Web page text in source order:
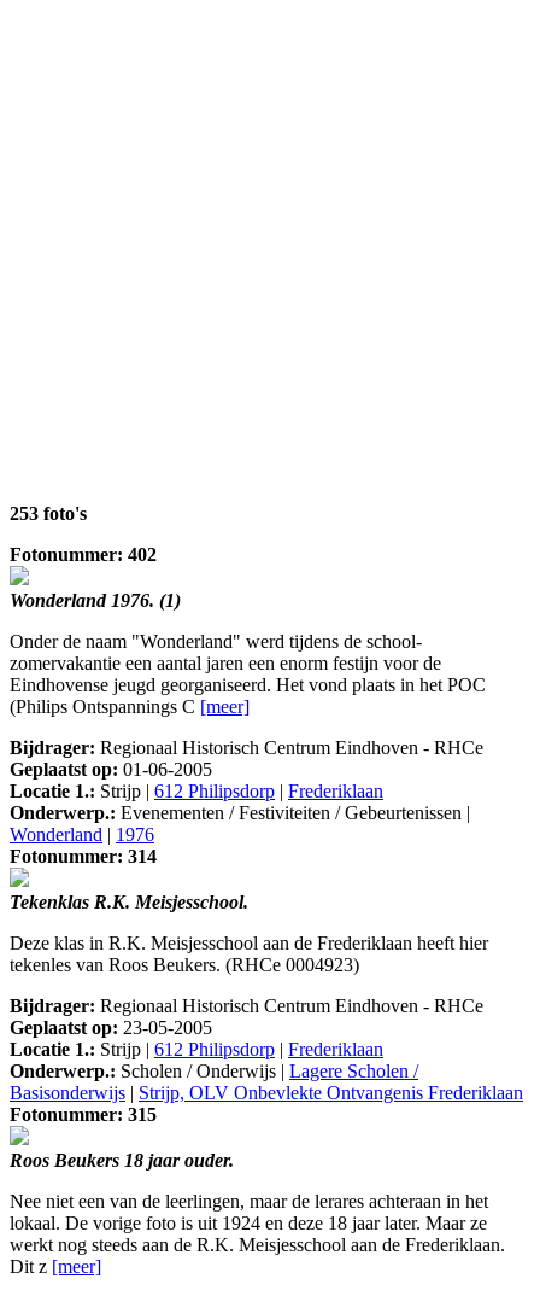
253 foto's
Fotonummer: 402
Wonderland 1976. (1)
Onder de naam "Wonderland" werd tijdens de school-
zomervakantie een aantal jaren een enorm festijn voor de
Eindhovense jeugd georganiseerd. Het vond plaats in het POC
(Philips Ontspannings C [meer]
Bijdrager: Regionaal Historisch Centrum Eindhoven - RHCe
Geplaatst op: 01-06-2005
Locatie 1.: Strijp | 612 Philipsdorp | Frederiklaan
Onderwerp.: Evenementen / Festiviteiten / Gebeurtenissen |
Wonderland | 1976
Fotonummer: 314
Tekenklas R.K. Meisjesschool.
Deze klas in R.K. Meisjesschool aan de Frederiklaan heeft hier
tekenles van Roos Beukers. (RHCe 0004923)
Bijdrager: Regionaal Historisch Centrum Eindhoven - RHCe
Geplaatst op: 23-05-2005
Locatie 1.: Strijp | 612 Philipsdorp | Frederiklaan
Onderwerp.: Scholen / Onderwijs | Lagere Scholen /
Basisonderwijs | Strijp, OLV Onbevlekte Ontvangenis Frederiklaan
Fotonummer: 315
Roos Beukers 18 jaar ouder.
Nee niet een van de leerlingen, maar de lerares achteraan in het
lokaal. De vorige foto is uit 1924 en deze 18 jaar later. Maar ze
werkt nog steeds aan de R.K. Meisjesschool aan de Frederiklaan.
Dit z [meer]